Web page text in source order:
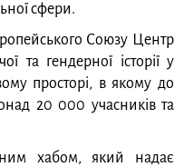
сфери.
Союзу Центр
та гендерної історії у
просторі, в якому до
20 000 учасників та
хабом, який надає